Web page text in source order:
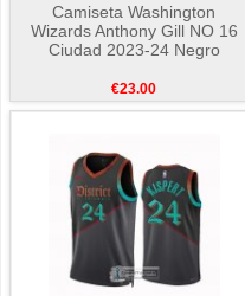
Camiseta Washington
Wizards Anthony Gill NO 16
Ciudad 2023-24 Negro
€23.00